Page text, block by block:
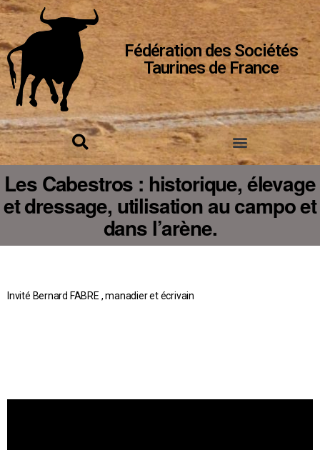
Fédération des Sociétés
Taurines de France
Les Cabestros : historique, élevage
et dressage, utilisation au campo et
dans l’arène.
Invité Bernard FABRE , manadier et écrivain